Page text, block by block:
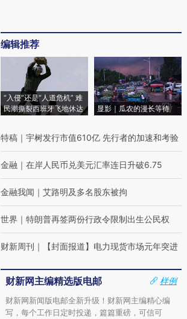
编辑推荐
“入侵”还是“人道危机” 难
民潮撕裂西班牙飞地休达
显影｜瓜农的漫长等待
特稿 ｜ 宇树发行市值610亿 先行者的加速和考验
金融 ｜ 在岸人民币兑美元汇率连日升破6.75
金融我闻 ｜ 艾路明及多名股东被拘
世界 ｜ 特朗普再签两份行政令限制出生公民权
财新周刊 ｜ 【封面报道】电力现货市场元年突进
财新网主编精选版电邮
样例
财新网新闻版电邮全新升级！财新网主编精心编
写，每个工作日定时投递，篇篇重磅，可信可